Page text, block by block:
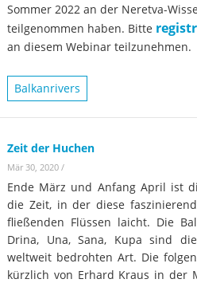
Sommer 2022 an der Neretva-
teilgenommen haben. Bitte
an diesem Webinar teilzunehmen.
Balkanrivers
Zeit der Huchen
Mär 30, 2020 /
Ende März und Anfang April ist
die Zeit, in der diese
fließenden Flüssen laicht. Die
Drina, Una, Sana, Kupa sind
weltweit bedrohten Art. Die
kürzlich von Erhard Kraus in der